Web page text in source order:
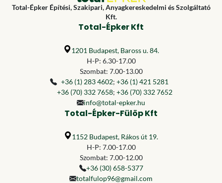
Total-Épker Építési, Szakipari, Anyagkereskedelmi és Szolgáltató
Kft.
Total-Épker Kft
1201 Budapest, Baross u. 84.
H-P: 6.30-17.00
Szombat: 7.00-13.00
+36 (1) 283 4602; +36 (1) 421 5281
+36 (70) 332 7658; +36 (70) 332 7652
info@total-epker.hu
Total-Épker-Fülöp Kft
1152 Budapest, Rákos út 19.
H-P: 7.00-17.00
Szombat: 7.00-12.00
+36 (30) 658-5377
totalfulop96@gmail.com